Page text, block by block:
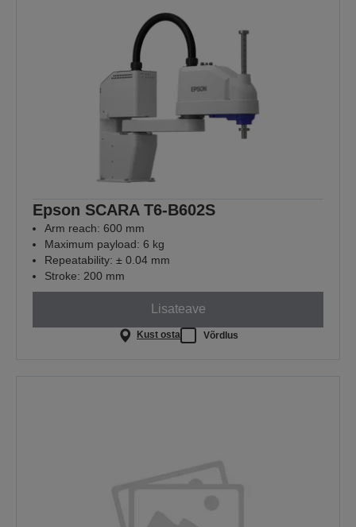
Epson SCARA T6-B602S
Arm reach: 600 mm
Maximum payload: 6 kg
Repeatability: ± 0.04 mm
Stroke: 200 mm
Lisateave
Kust osta Võrdlus